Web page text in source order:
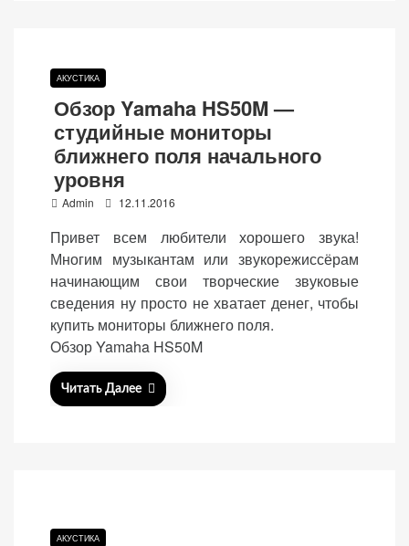
АКУСТИКА
Обзор Yamaha HS50M —
студийные мониторы
ближнего поля начального
уровня
Admin
s
e
d
o
n
12.11.2016
Привет всем любители хорошего звука!
Многим музыкантам или звукорежиссёрам
начинающим свои творческие звуковые
сведения ну просто не хватает денег, чтобы
купить мониторы ближнего поля.
Обзор Yamaha HS50M
Читать Далее
АКУСТИКА
персонализированная
реклама на основе
ваших интересов.
Рассказывая о своих
интересах и
поведении при
посещении нашего
сайта, вы повышаете
вероятность
персонализированного
контента и
предложений.